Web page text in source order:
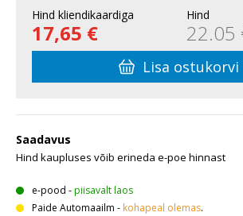
Hind kliendikaardiga
17,65 €
Hind
22.05
Lisa ostukorvi
Saadavus
Hind kaupluses võib erineda e-poe hinnast
e-pood -piisavalt laos
Paide Automaailm - kohapeal olemas.